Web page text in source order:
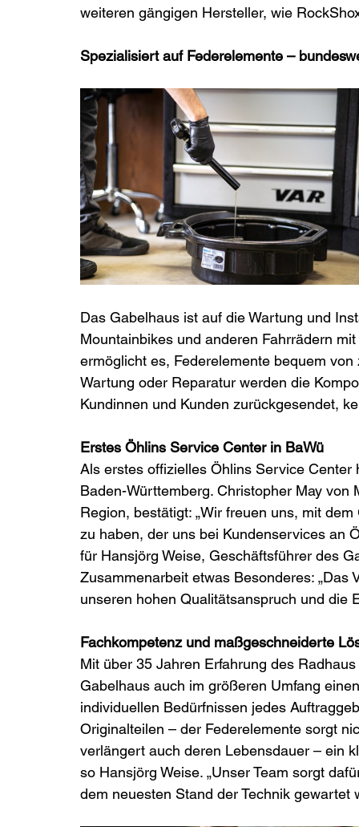
weiteren gängigen Hersteller, wie
Spezialisiert auf Federelemente –
Das Gabelhaus ist auf die Wartung und
Mountainbikes und anderen Fahrrädern
ermöglicht es, Federelemente bequem
Wartung oder Reparatur werden die
Kundinnen und Kunden zurückgesendet,
Erstes Öhlins Service Center in BaWü
Als erstes offizielles Öhlins Service
Baden-Württemberg. Christopher May von
Region, bestätigt: „Wir freuen uns, mit
zu haben, der uns bei Kundenservices an
für Hansjörg Weise, Geschäftsführer des
Zusammenarbeit etwas Besonderes:
unseren hohen Qualitätsanspruch und die
Fachkompetenz und maßgeschneiderte
Mit über 35 Jahren Erfahrung des
Gabelhaus auch im größeren Umfang
individuellen Bedürfnissen jedes
Originalteilen – der Federelemente sorgt
verlängert auch deren Lebensdauer – ein
so Hansjörg Weise. „Unser Team sorgt
dem neuesten Stand der Technik gewartet